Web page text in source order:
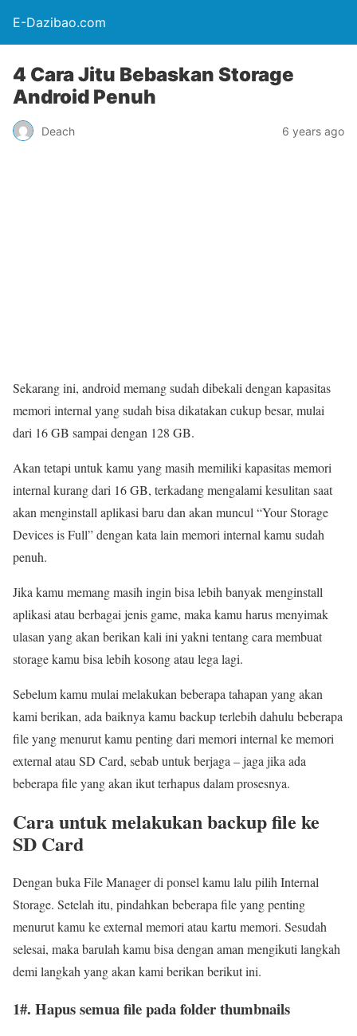
E-Dazibao.com
4 Cara Jitu Bebaskan Storage
Android Penuh
Deach 6 years ago
Sekarang ini, android memang sudah dibekali dengan kapasitas
memori internal yang sudah bisa dikatakan cukup besar, mulai
dari 16 GB sampai dengan 128 GB.
Akan tetapi untuk kamu yang masih memiliki kapasitas memori
internal kurang dari 16 GB, terkadang mengalami kesulitan saat
akan menginstall aplikasi baru dan akan muncul “Your Storage
Devices is Full” dengan kata lain memori internal kamu sudah
penuh.
Jika kamu memang masih ingin bisa lebih banyak menginstall
aplikasi atau berbagai jenis game, maka kamu harus menyimak
ulasan yang akan berikan kali ini yakni tentang cara membuat
storage kamu bisa lebih kosong atau lega lagi.
Sebelum kamu mulai melakukan beberapa tahapan yang akan
kami berikan, ada baiknya kamu backup terlebih dahulu beberapa
file yang menurut kamu penting dari memori internal ke memori
external atau SD Card, sebab untuk berjaga – jaga jika ada
beberapa file yang akan ikut terhapus dalam prosesnya.
Cara untuk melakukan backup file ke
SD Card
Dengan buka File Manager di ponsel kamu lalu pilih Internal
Storage. Setelah itu, pindahkan beberapa file yang penting
menurut kamu ke external memori atau kartu memori. Sesudah
selesai, maka barulah kamu bisa dengan aman mengikuti langkah
demi langkah yang akan kami berikan berikut ini.
1#. Hapus semua file pada folder thumbnails